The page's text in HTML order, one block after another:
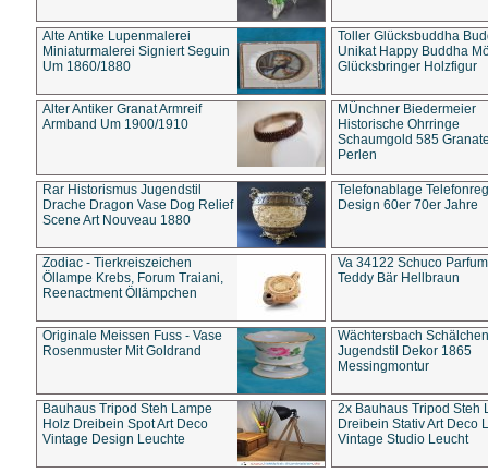
Alte Antike Lupenmalerei
Miniaturmalerei Signiert Seguin
Um 1860/1880
Toller Glücksbuddha
Unikat Happy Buddha
Glücksbringer Holzfigur
Alter Antiker Granat Armreif
Armband Um 1900/1910
MÜnchner Biedermeier
Historische Ohrringe
Schaumgold 585
Perlen
Rar Historismus Jugendstil
Drache Dragon Vase Dog Relief
Scene Art Nouveau 1880
Telefonablage
Design 60er 70er Jahre
Zodiac - Tierkreiszeichen
Öllampe Krebs, Forum Traiani,
Reenactment Öllämpchen
Va 34122 Schuco
Teddy Bär Hellbraun
Originale Meissen Fuss - Vase
Rosenmuster Mit Goldrand
Wächtersbach Schälchen
Jugendstil Dekor 1865
Messingmontur
Bauhaus Tripod Steh Lampe
Holz Dreibein Spot Art Deco
Vintage Design Leuchte
2x Bauhaus Tripod Steh
Dreibein Stativ Art Deco
Vintage Studio Leucht